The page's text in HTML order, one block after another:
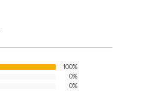
100%
0%
0%